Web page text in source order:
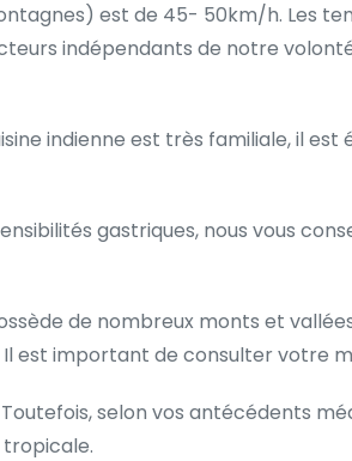
est de 45- 50km/h. Les
indépendants de notre
indienne est très familiale, il
gastriques, nous vous
de nombreux monts et
Il est important de consulter votre
selon vos antécédents